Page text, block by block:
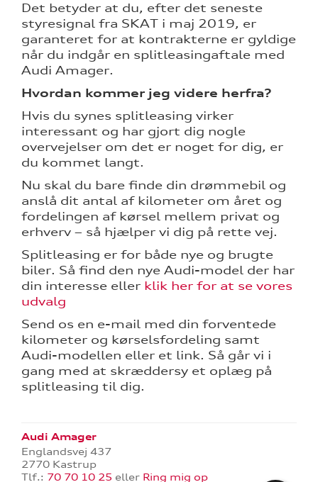
Det betyder at du, efter det seneste
styresignal fra SKAT i maj 2019, er
garanteret for at kontrakterne er gyldige
når du indgår en splitleasingaftale med
Audi Amager.
Hvordan kommer jeg videre herfra?
Hvis du synes splitleasing virker
interessant og har gjort dig nogle
overvejelser om det er noget for dig, er
du kommet langt.
Nu skal du bare finde din drømmebil og
anslå dit antal af kilometer om året og
fordelingen af kørsel mellem privat og
erhverv – så hjælper vi dig på rette vej.
Splitleasing er for både nye og brugte
biler. Så find den nye Audi-model der har
din interesse eller klik her for at se vores
udvalg
Send os en e-mail med din forventede
kilometer og kørselsfordeling samt
Audi-modellen eller et link. Så går vi i
gang med at skræddersy et oplæg på
splitleasing til dig.
Audi Amager
Englandsvej 437
2770 Kastrup
Tlf.: 70 70 10 25 eller Ring mig op